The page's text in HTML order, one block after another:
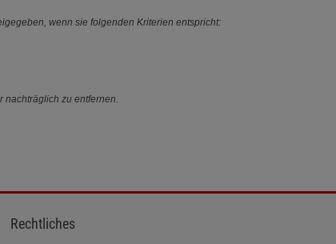
wenn sie folgenden Kriterien entspricht:
nachträglich zu entfernen.
Rechtliches